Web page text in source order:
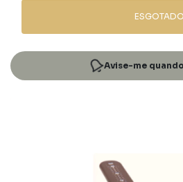
ESGOTADO
Avise-me